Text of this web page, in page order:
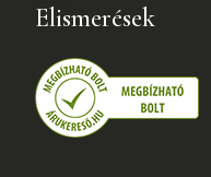
Elismerések